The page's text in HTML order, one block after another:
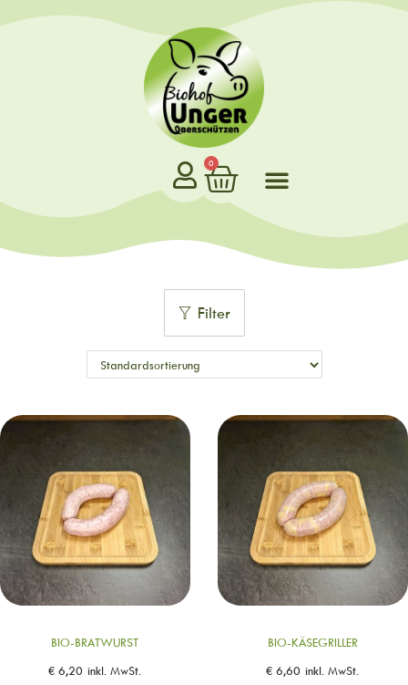
0
Filter
BIO-BRATWURST
€ 6,20 inkl. MwSt.
BIO-KÄSEGRILLER
€ 6,60 inkl. MwSt.